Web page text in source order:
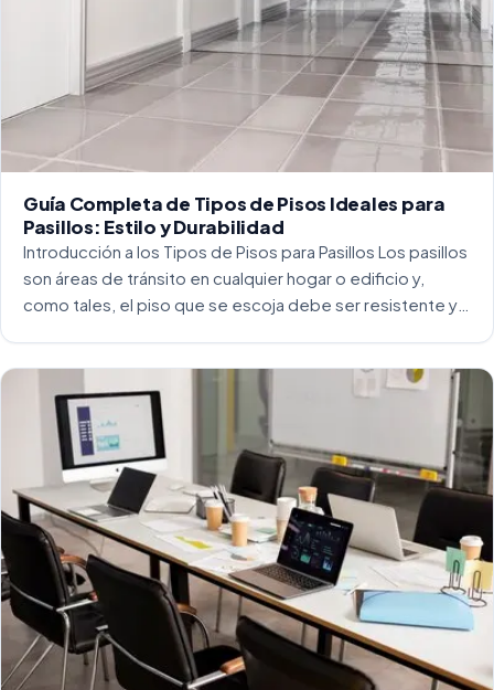
Guía Completa de Tipos de Pisos Ideales para
Pasillos: Estilo y Durabilidad
Introducción a los Tipos de Pisos para Pasillos Los pasillos
son áreas de tránsito en cualquier hogar o edificio y,
como tales, el piso que se escoja debe ser resistente y